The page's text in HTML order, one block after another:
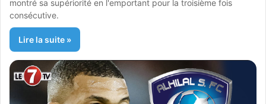
montré sa supériorité en l'emportant pour la troisième fois
consécutive.
Lire la suite »